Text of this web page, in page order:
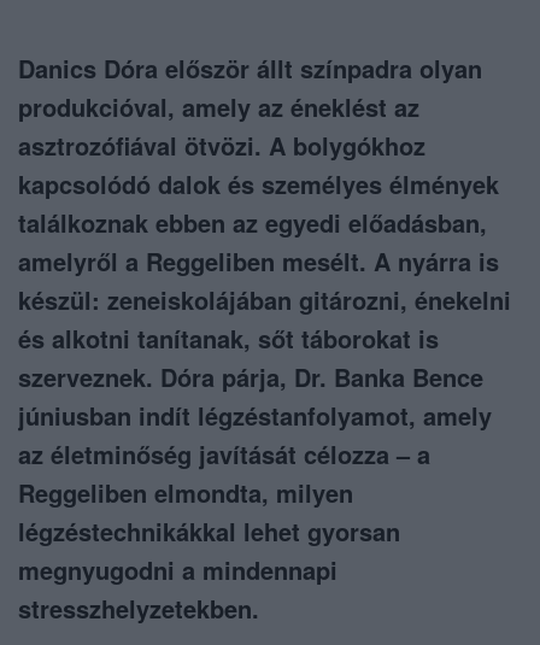
Danics Dóra először állt színpadra olyan
produkcióval, amely az éneklést az
asztrozófiával ötvözi. A bolygókhoz
kapcsolódó dalok és személyes élmények
találkoznak ebben az egyedi előadásban,
amelyről a Reggeliben mesélt. A nyárra is
készül: zeneiskolájában gitározni, énekelni
és alkotni tanítanak, sőt táborokat is
szerveznek. Dóra párja, Dr. Banka Bence
júniusban indít légzéstanfolyamot, amely
az életminőség javítását célozza – a
Reggeliben elmondta, milyen
légzéstechnikákkal lehet gyorsan
megnyugodni a mindennapi
stresszhelyzetekben.